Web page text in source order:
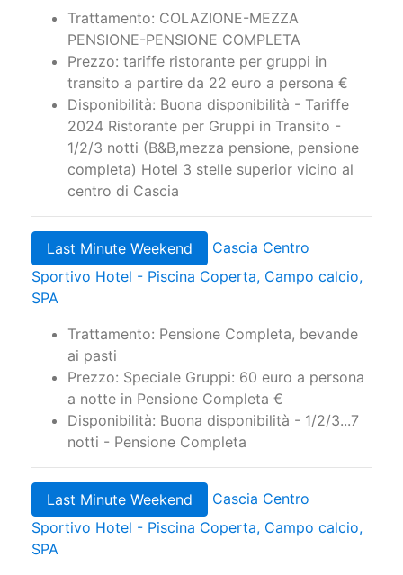
Trattamento: COLAZIONE-MEZZA
PENSIONE-PENSIONE COMPLETA
Prezzo: tariffe ristorante per gruppi in
transito a partire da 22 euro a persona €
Disponibilità: Buona disponibilità - Tariffe
2024 Ristorante per Gruppi in Transito -
1/2/3 notti (B&B,mezza pensione, pensione
completa) Hotel 3 stelle superior vicino al
centro di Cascia
Last Minute Weekend
Cascia Centro
Sportivo Hotel - Piscina Coperta, Campo calcio,
SPA
Trattamento: Pensione Completa, bevande
ai pasti
Prezzo: Speciale Gruppi: 60 euro a persona
a notte in Pensione Completa €
Disponibilità: Buona disponibilità - 1/2/3...7
notti - Pensione Completa
Last Minute Weekend
Cascia Centro
Sportivo Hotel - Piscina Coperta, Campo calcio,
SPA